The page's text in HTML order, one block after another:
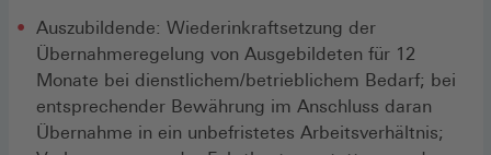
Auszubildende: Wiederinkraftsetzung der
Übernahmeregelung von Ausgebildeten für 12
Monate bei dienstlichem/betrieblichem Bedarf; bei
entsprechender Bewährung im Anschluss daran
Übernahme in ein unbefristetes Arbeitsverhältnis;